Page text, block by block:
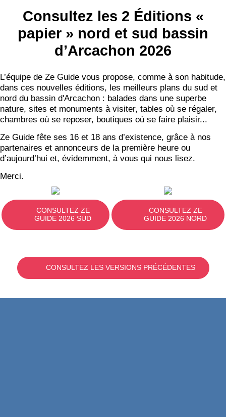
Consultez les 2 Éditions «
papier » nord et sud bassin
d’Arcachon 2026
L’équipe de Ze Guide vous propose, comme à son habitude,
dans ces nouvelles éditions, les meilleurs plans du sud et
nord du bassin d'Arcachon : balades dans une superbe
nature, sites et monuments à visiter, tables où se régaler,
chambres où se reposer, boutiques où se faire plaisir...
Ze Guide fête ses 16 et 18 ans d’existence, grâce à nos
partenaires et annonceurs de la première heure ou
d’aujourd’hui et, évidemment, à vous qui nous lisez.
Merci.
CONSULTEZ ZE
GUIDE 2026 SUD
CONSULTEZ ZE
GUIDE 2026 NORD
CONSULTEZ LES VERSIONS PRÉCÉDENTES